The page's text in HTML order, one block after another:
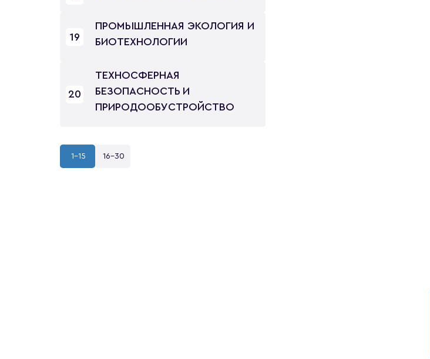
19
ПРОМЫШЛЕННАЯ ЭКОЛОГИЯ И
БИОТЕХНОЛОГИИ
20
ТЕХНОСФЕРНАЯ
БЕЗОПАСНОСТЬ И
ПРИРОДООБУСТРОЙСТВО
1-15 16-30